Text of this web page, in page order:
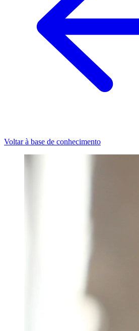
Voltar à base de conhecimento